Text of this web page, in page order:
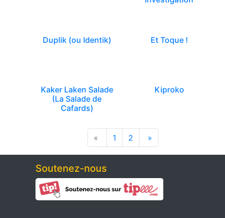
Duplik (ou Identik) Et Toque !
Kaker Laken Salade
(La Salade de
Cafards)
Kiproko
« 1 2 »
Soutenez-nous